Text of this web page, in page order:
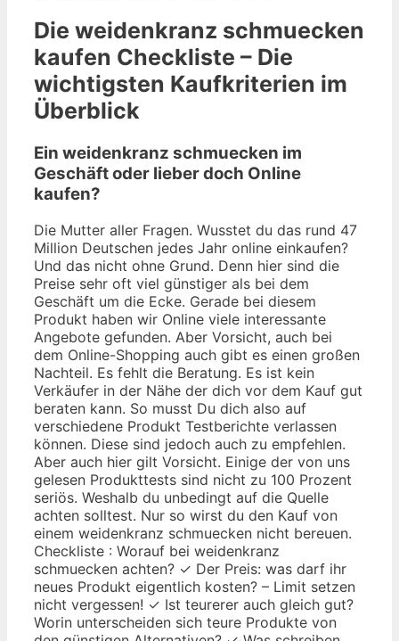
Die weidenkranz schmuecken
kaufen Checkliste – Die
wichtigsten Kaufkriterien im
Überblick
Ein weidenkranz schmuecken im
Geschäft oder lieber doch Online
kaufen?
Die Mutter aller Fragen. Wusstet du das rund 47
Million Deutschen jedes Jahr online einkaufen?
Und das nicht ohne Grund. Denn hier sind die
Preise sehr oft viel günstiger als bei dem
Geschäft um die Ecke. Gerade bei diesem
Produkt haben wir Online viele interessante
Angebote gefunden. Aber Vorsicht, auch bei
dem Online-Shopping auch gibt es einen großen
Nachteil. Es fehlt die Beratung. Es ist kein
Verkäufer in der Nähe der dich vor dem Kauf gut
beraten kann. So musst Du dich also auf
verschiedene Produkt Testberichte verlassen
können. Diese sind jedoch auch zu empfehlen.
Aber auch hier gilt Vorsicht. Einige der von uns
gelesen Produkttests sind nicht zu 100 Prozent
seriös. Weshalb du unbedingt auf die Quelle
achten solltest. Nur so wirst du den Kauf von
einem weidenkranz schmuecken nicht bereuen.
Checkliste : Worauf bei weidenkranz
schmuecken achten? ✓ Der Preis: was darf ihr
neues Produkt eigentlich kosten? – Limit setzen
nicht vergessen! ✓ Ist teurerer auch gleich gut?
Worin unterscheiden sich teure Produkte von